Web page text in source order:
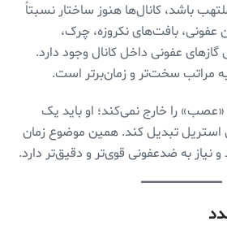
باشد، کانال‌ها هنوز ساختار نسبتاً
عفونی، بافت‌های نکروزه، چرک،
عفونی داخل کانال وجود دارد.
مراتب سخت‌تر و زمان‌برتر است.
را خارج نمی‌کند؛ او باید یک
استریل تبدیل کند. همین موضوع زمان
نیاز به ضدعفونی قوی‌تر و دقیق‌تر دارد.